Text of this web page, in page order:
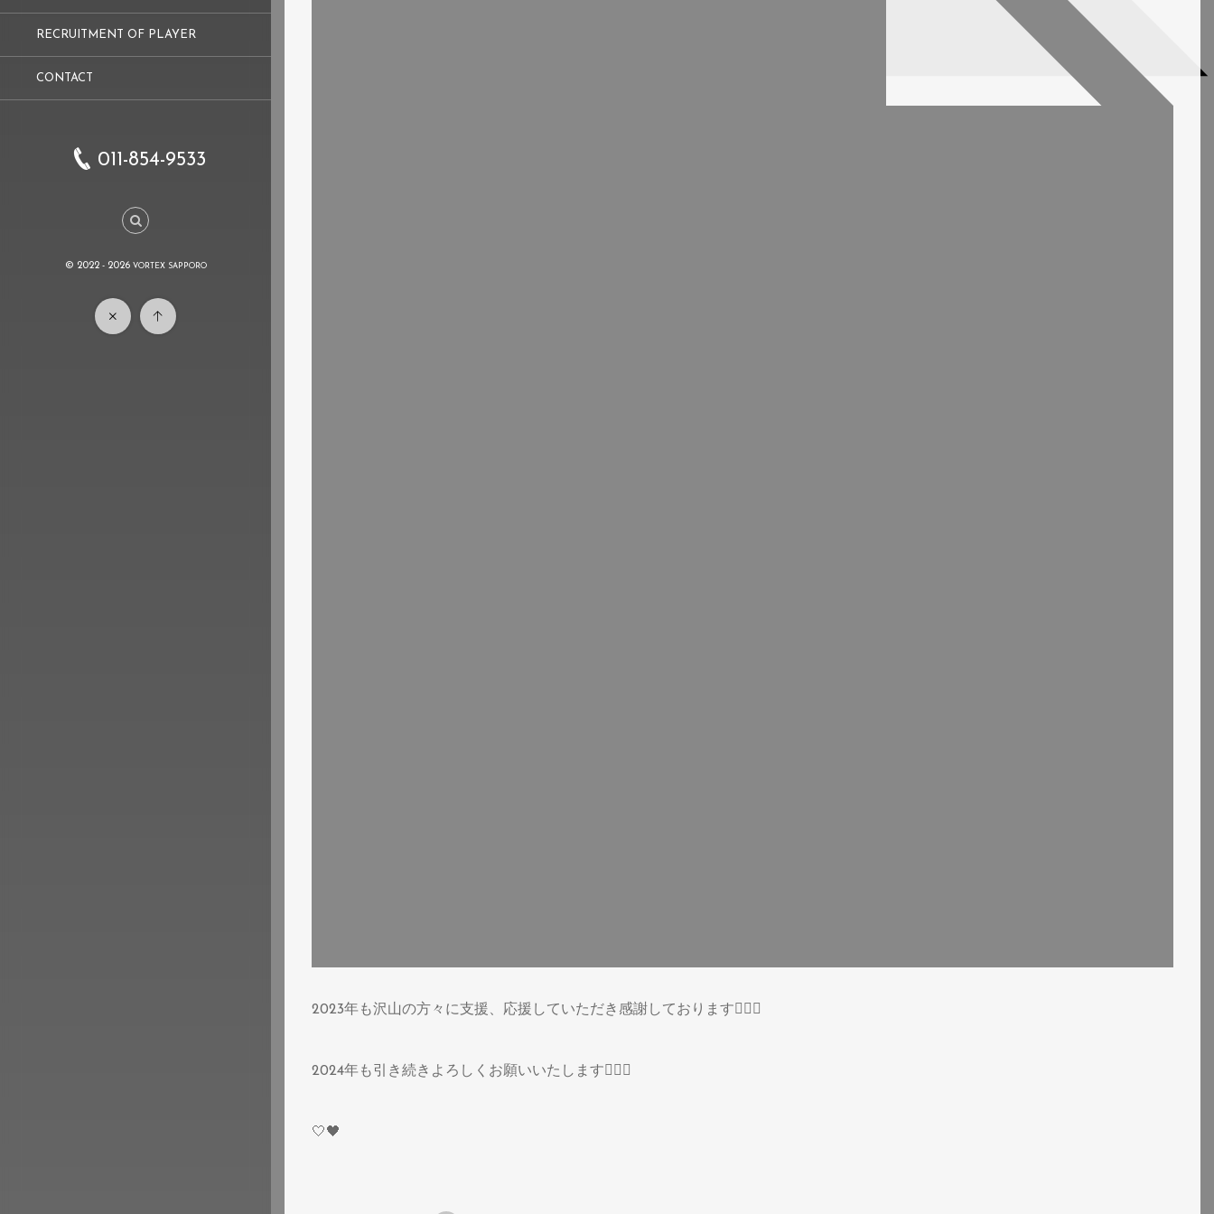
RECRUITMENT OF PLAYER
CONTACT
011-854-9533
© 2022 - 2026 VORTEX SAPPORO
2023年も沢山の方々に支援、応援していただき感謝しております🙇🏻‍♀️
2024年も引き続きよろしくお願いいたします🙇🏻‍♀️
🤍🖤